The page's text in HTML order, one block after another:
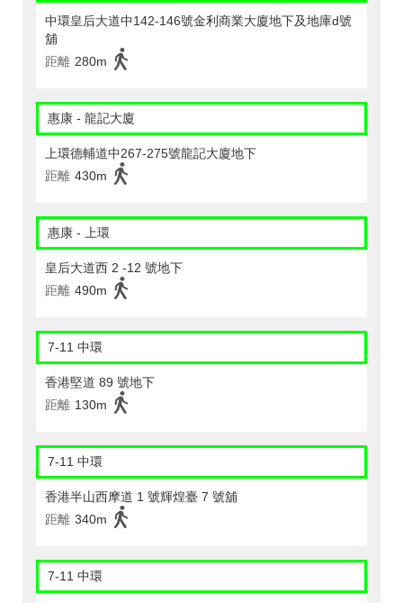
中環皇后大道中142-146號金利商業大廈地下及地庫d號
舖
距離 280m
惠康 - 龍記大廈
上環德輔道中267-275號龍記大廈地下
距離 430m
惠康 - 上環
皇后大道西 2 -12 號地下
距離 490m
7-11 中環
香港堅道 89 號地下
距離 130m
7-11 中環
香港半山西摩道 1 號輝煌臺 7 號舖
距離 340m
7-11 中環